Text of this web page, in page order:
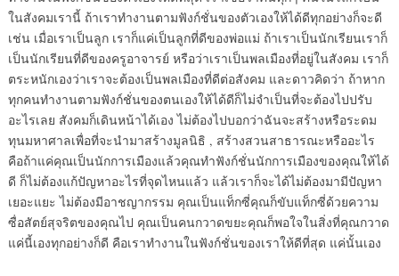
ในสังคมเรานี้ ถ้าเราทำงานตามฟังก์ชั่นของตัวเองให้ได้ดีทุกอย่างก็จะดี
เช่น เมื่อเราเป็นลูก เราก็แค่เป็นลูกที่ดีของพ่อแม่ ถ้าเราเป็นนักเรียนเราก็
เป็นนักเรียนที่ดีของครูอาจารย์ หรือว่าเราเป็นพลเมืองที่อยู่ในสังคม เราก็
ตระหนักเองว่าเราจะต้องเป็นพลเมืองที่ดีต่อสังคม และดาวคิดว่า ถ้าหาก
ทุกคนทำงานตามฟังก์ชั่นของตนเองให้ได้ดีก็ไม่จำเป็นที่จะต้องไปปรับ
อะไรเลย สังคมก็เดินหน้าได้เอง ไม่ต้องไปบอกว่าฉันจะสร้างหรือระดม
ทุนมหาศาลเพื่อที่จะนำมาสร้างมูลนิธิ , สร้างสวนสาธารณะหรืออะไร
คือถ้าแค่คุณเป็นนักการเมืองแล้วคุณทำฟังก์ชั่นนักการเมืองของคุณให้ได้
ดี ก็ไม่ต้องแก้ปัญหาอะไรที่จุดไหนแล้ว แล้วเราก็จะได้ไม่ต้องมามีปัญหา
เยอะแยะ ไม่ต้องมีอาชญากรรม คุณเป็นแท็กซี่คุณก็ขับแท็กซี่ด้วยความ
ซื่อสัตย์สุจริตของคุณไป คุณเป็นคนกวาดขยะคุณก็พอใจในสิ่งที่คุณกวาด
แค่นี้เองทุกอย่างก็ดี คือเราทำงานในฟังก์ชั่นของเราให้ดีที่สุด แค่นั้นเอง